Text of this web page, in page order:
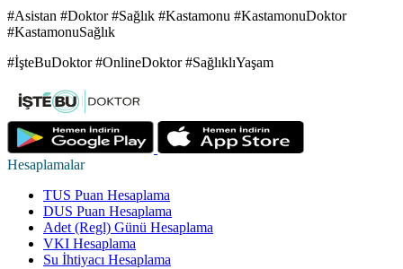
#Asistan #Doktor #Sağlık #Kastamonu #KastamonuDoktor
#KastamonuSağlık
#İşteBuDoktor #OnlineDoktor #SağlıklıYaşam
Hesaplamalar
TUS Puan Hesaplama
DUS Puan Hesaplama
Adet (Regl) Günü Hesaplama
VKI Hesaplama
Su İhtiyacı Hesaplama